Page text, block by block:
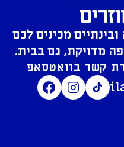
מכינים לכם
מדויקת, גם בבית.